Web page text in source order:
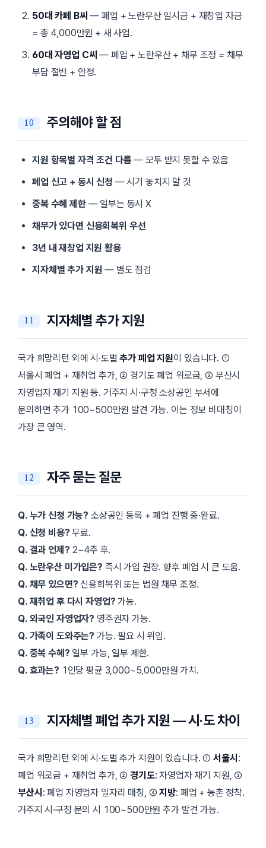
50대 카페 B씨 — 폐업 + 노란우산 일시금 + 재창업 자금
= 총 4,000만원 + 새 사업.
60대 자영업 C씨 — 폐업 + 노란우산 + 채무 조정 = 채무
부담 절반 + 안정.
주의해야 할 점
지원 항목별 자격 조건 다름 — 모두 받지 못할 수 있음
폐업 신고 + 동시 신청 — 시기 놓치지 말 것
중복 수혜 제한— 일부는 동시 X
채무가 있다면 신용회복위 우선
3년 내 재창업 지원 활용
지자체별 추가 지원 — 별도 점검
지자체별 추가 지원
국가 희망리턴 외에 시·도별추가 폐업 지원이 있습니다. ①
서울시 폐업 + 재취업 추가, ② 경기도 폐업 위로금, ③ 부산시
자영업자 재기 지원 등. 거주지 시·구청 소상공인 부서에
문의하면 추가 100~500만원 발견 가능. 이는 정보 비대칭이
가장 큰 영역.
자주 묻는 질문
Q. 누가 신청 가능? 소상공인 등록 + 폐업 진행 중·완료.
Q. 신청 비용? 무료.
Q. 결과 언제? 2~4주 후.
Q. 노란우산 미가입은? 즉시 가입 권장. 향후 폐업 시 큰 도움.
Q. 채무 있으면? 신용회복위 또는 법원 채무 조정.
Q. 재취업 후 다시 자영업? 가능.
Q. 외국인 자영업자? 영주권자 가능.
Q. 가족이 도와주는? 가능. 필요 시 위임.
Q. 중복 수혜? 일부 가능, 일부 제한.
Q. 효과는? 1인당 평균 3,000~5,000만원 가치.
지자체별 폐업 추가 지원 — 시·도 차이
국가 희망리턴 외에 시·도별 추가 지원이 있습니다. ①서울시 :
폐업 위로금 + 재취업 추가, ② 경기도: 자영업자 재기 지원, ③
부산시 : 폐업 자영업자 일자리 매칭, ④지방: 폐업 + 농촌 정착.
거주지 시·구청 문의 시 100~500만원 추가 발견 가능.